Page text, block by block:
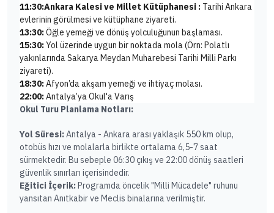
11:30:Ankara Kalesi ve Millet Kütüphanesi : Tarihi Ankara
evlerinin görülmesi ve kütüphane ziyareti.
13:30:Öğle yemeği ve dönüş yolculuğunun başlaması.
15:30:Yol üzerinde uygun bir noktada mola (Örn: Polatlı
yakınlarında Sakarya Meydan Muharebesi Tarihi Milli Parkı
ziyareti).
18:30:Afyon’da akşam yemeği ve ihtiyaç molası.
22:00:Antalya’ya Okul'a Varış
Okul Turu Planlama Notları:
Yol Süresi:Antalya - Ankara arası yaklaşık 550 km olup,
otobüs hızı ve molalarla birlikte ortalama 6,5-7 saat
sürmektedir. Bu sebeple 06:30 çıkış ve 22:00 dönüş saatleri
güvenlik sınırları içerisindedir.
Eğitici İçerik:Programda öncelik "Milli Mücadele" ruhunu
yansıtan Anıtkabir ve Meclis binalarına verilmiştir.